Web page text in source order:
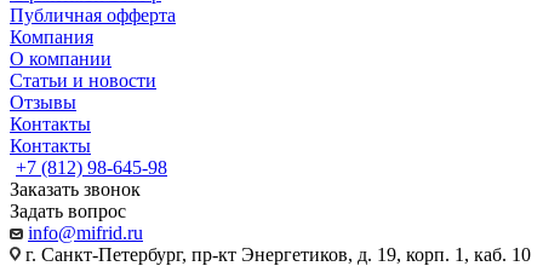
Публичная офферта
Компания
О компании
Статьи и новости
Отзывы
Контакты
Контакты
+7 (812) 98-645-98
Заказать звонок
Задать вопрос
info@mifrid.ru
г. Санкт-Петербург, пр-кт Энергетиков, д. 19, корп. 1, каб. 10